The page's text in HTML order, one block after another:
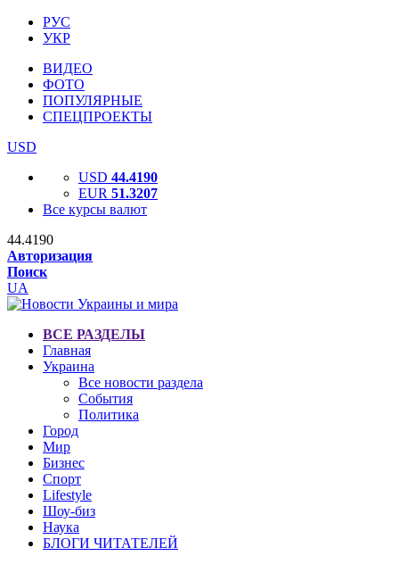
РУС
УКР
ВИДЕО
ФОТО
ПОПУЛЯРНЫЕ
СПЕЦПРОЕКТЫ
USD
USD 44.4190
EUR 51.3207
Все курсы валют
44.4190
Авторизация
Поиск
UA
ВСЕ РАЗДЕЛЫ
Главная
Украина
Все новости раздела
События
Политика
Город
Мир
Бизнес
Спорт
Lifestyle
Шоу-биз
Наука
БЛОГИ ЧИТАТЕЛЕЙ